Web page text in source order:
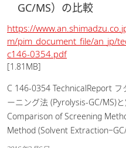
GC/MS）の比較
https://
m/pim_document_file/an_jp/
c146-0354.pdf
[1.81MB]
C 146-0354 TechnicalReport
ーニング法 (Pyrolysis-GC/MS)
Comparison of Screening
Method (Solvent